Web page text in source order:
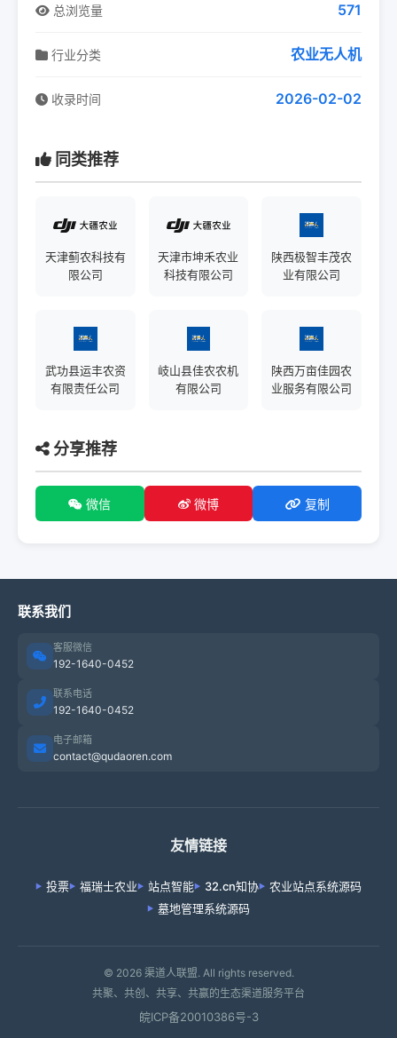
总浏览量 571
行业分类 农业无人机
收录时间 2026-02-02
同类推荐
天津蓟农科技有
限公司
天津市坤禾农业
科技有限公司
陕西极智丰茂农
业有限公司
武功县运丰农资
有限责任公司
岐山县佳农农机
有限公司
陕西万亩佳园农
业服务有限公司
分享推荐
微信 微博 复制
联系我们
客服微信
192-1640-0452
联系电话
192-1640-0452
电子邮箱
contact@qudaoren.com
友情链接
投票 福瑞士农业 站点智能 32.cn知协
农业站点系统源码
墓地管理系统源码
© 2026 渠道人联盟. All rights reserved.
共聚、共创、共享、共赢的生态渠道服务平台
皖ICP备20010386号-3